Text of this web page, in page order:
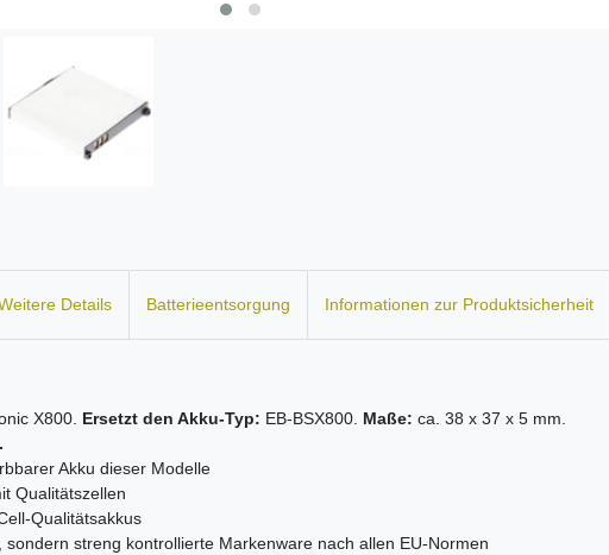
Details Batterieentsorgung Informationen zur Produktsicherheit
X800. Ersetzt den Akku-Typ: EB-BSX800. Maße: ca. 38 x 37 x 5 mm.
Akku dieser Modelle
Qualitätszellen
Qualitätsakkus
sondern streng kontrollierte Markenware nach allen EU-Normen